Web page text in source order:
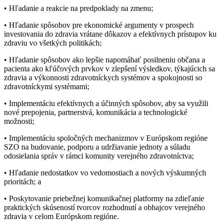
• Hľadanie a reakcie na predpoklady na zmenu;
• Hľadanie spôsobov pre ekonomické argumenty v prospech
investovania do zdravia vrátane dôkazov a efektívnych prístupov ku
zdraviu vo všetkých politikách;
• Hľadanie spôsobov ako lepšie napomáhať posilneniu občana a
pacienta ako kľúčových prvkov v zlepšení výsledkov, týkajúcich sa
zdravia a výkonnosti zdravotníckych systémov a spokojnosti so
zdravotníckymi systémami;
• Implementáciu efektívnych a účinných spôsobov, aby sa využili
nové prepojenia, partnerstvá, komunikácia a technologické
možnosti;
• Implementáciu spoločných mechanizmov v Európskom regióne
SZO na budovanie, podporu a udržiavanie jednoty a súladu
odosielania správ v rámci komunity verejného zdravotníctva;
• Hľadanie nedostatkov vo vedomostiach a nových výskumných
prioritách; a
• Poskytovanie priebežnej komunikačnej platformy na zdieľanie
praktických skúseností tvorcov rozhodnutí a obhajcov verejného
zdravia v celom Európskom regióne.